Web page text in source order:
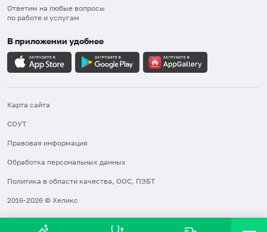
Ответим на любые вопросы
по работе и услугам
В приложении удобнее
Карта сайта
СОУТ
Правовая информация
Обработка персональных данных
Политика в области качества, ООС, ПЗБТ
2016-2026 © Хеликс